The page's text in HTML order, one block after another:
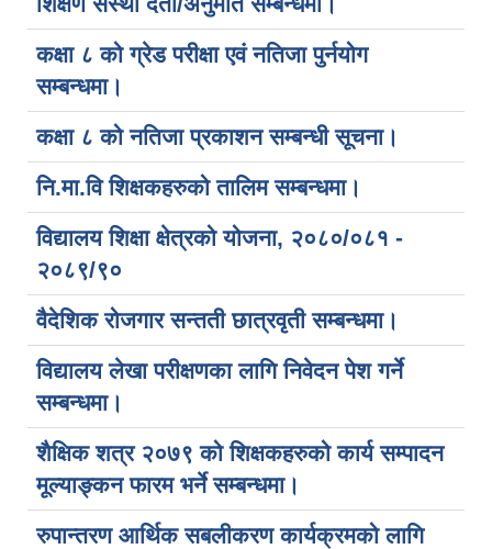
कक्षा ८ को ग्रेड परीक्षा एवं नतिजा पुर्नयोग
सम्बन्धमा।
कक्षा ८ को नतिजा प्रकाशन सम्बन्धी सूचना।
नि.मा.वि शिक्षकहरुको तालिम सम्बन्धमा।
विद्यालय शिक्षा क्षेत्रको योजना, २०८०/०८१ -
२०८९/९०
वैदेशिक रोजगार सन्तती छात्रवृती सम्बन्धमा।
विद्यालय लेखा परीक्षणका लागि निवेदन पेश गर्ने
सम्बन्धमा।
शैक्षिक शत्र २०७९ को शिक्षकहरुको कार्य सम्पादन
मूल्याङ्कन फारम भर्ने सम्बन्धमा।
रुपान्तरण आर्थिक सबलीकरण कार्यक्रमको लागि